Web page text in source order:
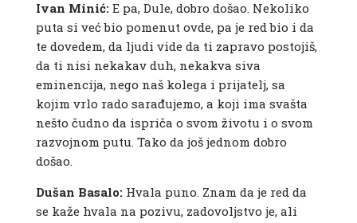
Ivan Minić:E pa, Dule, dobro došao. Nekoliko
puta si već bio pomenut ovde, pa je red bio i da
te dovedem, da ljudi vide da ti zapravo postojiš,
da ti nisi nekakav duh, nekakva siva
eminencija, nego naš kolega i prijatelj, sa
kojim vrlo rado sarađujemo, a koji ima svašta
nešto čudno da ispriča o svom životu i o svom
razvojnom putu. Tako da još jednom dobro
došao.
Dušan Basalo:Hvala puno. Znam da je red da
se kaže hvala na pozivu, zadovoljstvo je, ali